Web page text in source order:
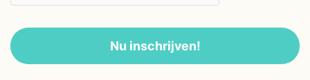
Nu inschrijven!